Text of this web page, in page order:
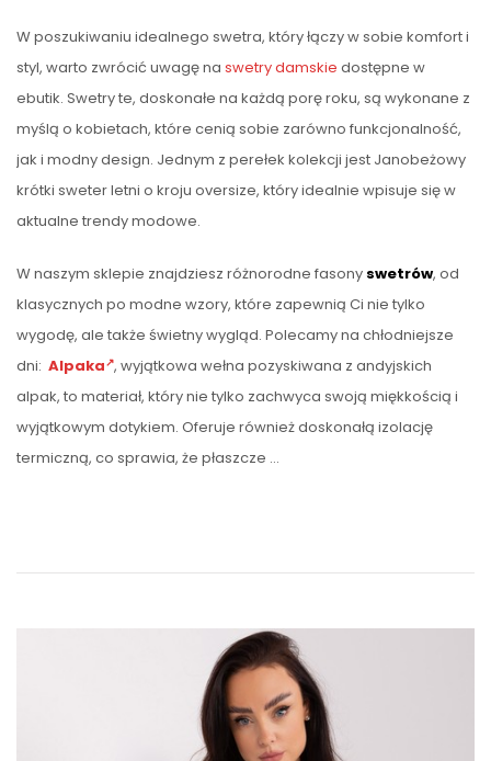
W poszukiwaniu idealnego swetra, który łączy w sobie komfort i
styl, warto zwrócić uwagę na swetry damskie dostępne w
ebutik. Swetry te, doskonałe na każdą porę roku, są wykonane z
myślą o kobietach, które cenią sobie zarówno funkcjonalność,
jak i modny design. Jednym z perełek kolekcji jest Janobeżowy
krótki sweter letni o kroju oversize, który idealnie wpisuje się w
aktualne trendy modowe.
W naszym sklepie znajdziesz różnorodne fasony swetrów, od
klasycznych po modne wzory, które zapewnią Ci nie tylko
wygodę, ale także świetny wygląd. Polecamy na chłodniejsze
dni: Alpaka , wyjątkowa wełna pozyskiwana z andyjskich
alpak, to materiał, który nie tylko zachwyca swoją miękkością i
wyjątkowym dotykiem. Oferuje również doskonałą izolację
termiczną, co sprawia, że płaszcze …